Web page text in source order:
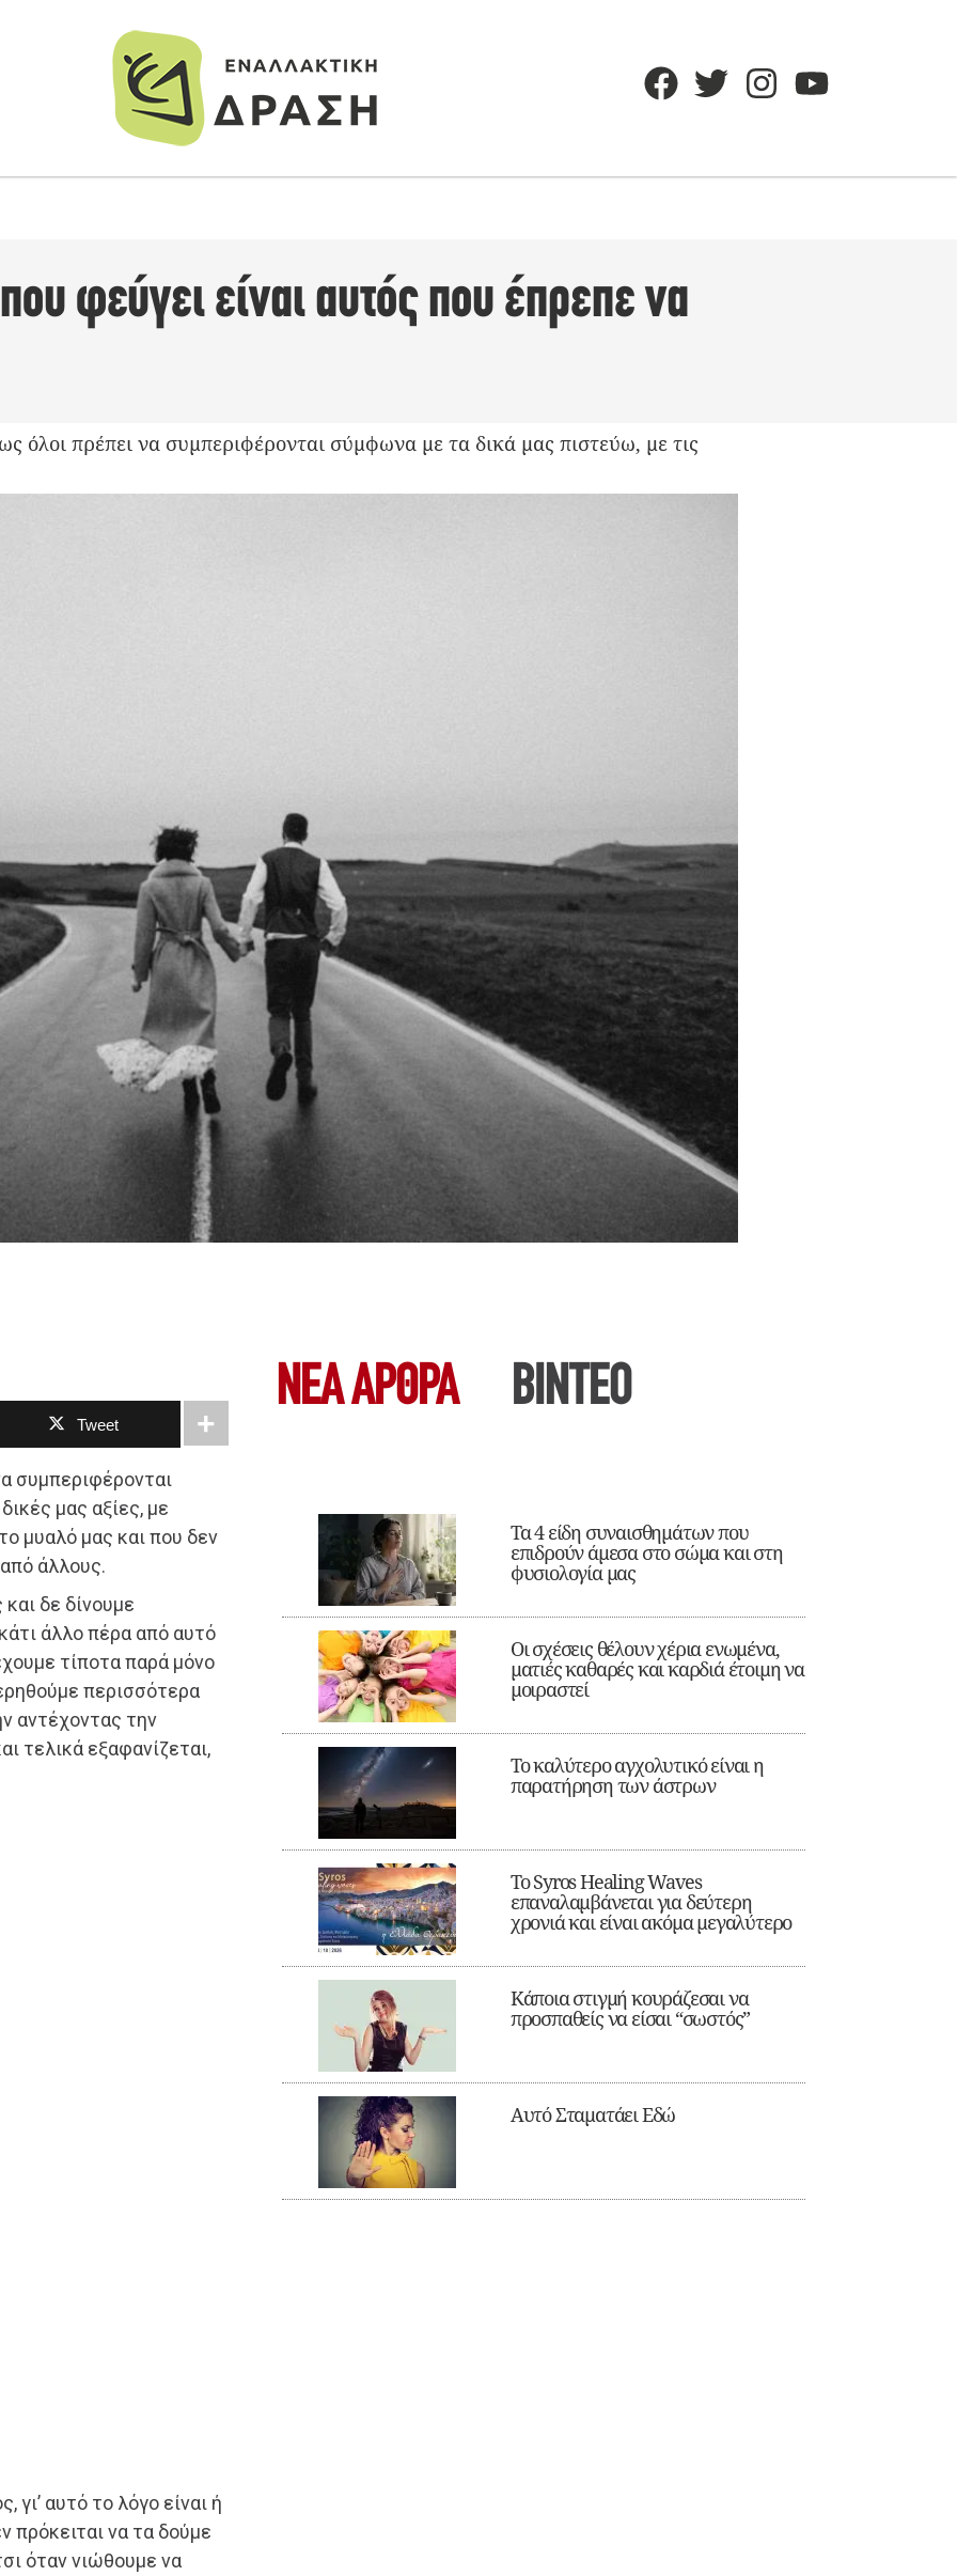
φεύγει είναι αυτός που έπρεπε να
όλοι πρέπει να συμπεριφέρονται σύμφωνα με τα δικά μας πιστεύω, με τις
Tweet
συμπεριφέρονται
μας αξίες, με
μυαλό μας και που δεν
άλλους.
δε δίνουμε
άλλο πέρα από αυτό
τίποτα παρά μόνο
περισσότερα
αντέχοντας την
τελικά εξαφανίζεται,
αυτό το λόγο είναι ή
πρόκειται να τα δούμε
όταν νιώθουμε να
ΝΕΑ ΆΡΘΡΑ ΒΙΝΤΕΟ
Τα 4 είδη συναισθημάτων που
επιδρούν άμεσα στο σώμα και στη
φυσιολογία μας
Οι σχέσεις θέλουν χέρια ενωμένα,
ματιές καθαρές και καρδιά έτοιμη να
μοιραστεί
Το καλύτερο αγχολυτικό είναι η
παρατήρηση των άστρων
Το Syros Healing Waves
επαναλαμβάνεται για δεύτερη
χρονιά και είναι ακόμα μεγαλύτερο
Κάποια στιγμή κουράζεσαι να
προσπαθείς να είσαι “σωστός”
Αυτό Σταματάει Εδώ